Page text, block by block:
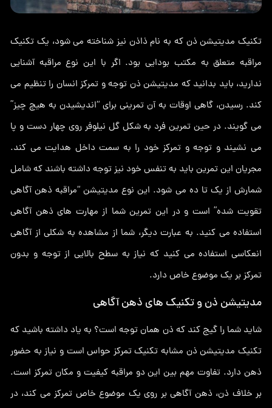
تکنیک مدیتیشن ذن که به نام ذاذن نیز شناخته می شود، یک تکنیک
مراقبه متعلق به مکتب بودایی بود. اگر با این نوع مراقبه آشنایی
ندارید، باید بدانید که مدیتیشن ذن توجه و تمرکز انسان را تنظیم می
کند. رسیدن، گاهی اوقات به آن تمرینی برای “اندیشیدن به هیچ چیز”
می گویند. در حین تمرین فرد به شکل گل نیلوفر روی چهار دست و پا
می نشیند و توجه و تمرکز خود را به سمت داخل هدایت می کند.
مجریان این تمرین باید به تنفس خود نیز توجه داشته باشند که شامل
شمارش از یک تا ده می شود. این نوع مدیتیشن “مراقبه ذهن آگاهی
تقویت شده” است و در این تمرین شما از مهارت های ذهن آگاهی
استفاده می کنید. به عبارت دیگر، شما از مشاهده به شکلی از آگاهی
انعکاسی استفاده می کنید که نیاز به سطح بالایی از توجه و بدون
تمرکز بر یک موضوع خاص دارد.
مدیتیشن ذن و تکنیک های ذهن آگاهی
شاید شما را گیج کند که ذن همان توجه است؟ به یاد داشته باشید که
تکنیک مدیتیشن ذن مشابه تکنیک تمرکز حواس است و نیاز به حضور
ذهن دارد. تفاوت مهم بین این دو مراقبه کیفیت و مکان تمرکز است.
بر خلاف ذن، ذهن آگاهی بر روی یک موضوع خاص تمرکز می کند، در